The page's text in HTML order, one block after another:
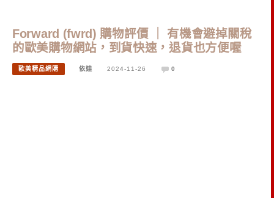
Forward (fwrd) 購物評價 ｜ 有機會避掉關稅
的歐美購物網站，到貨快速，退貨也方便喔
歐美精品網購 依娃 2024-11-26 0